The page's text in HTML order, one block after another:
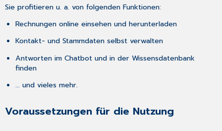
Sie profitieren u. a. von folgenden Funktionen:
Rechnungen online einsehen und herunterladen
Kontakt- und Stammdaten selbst verwalten
Antworten im Chatbot und in der Wissensdatenbank
finden
... und vieles mehr.
Voraussetzungen für die Nutzung